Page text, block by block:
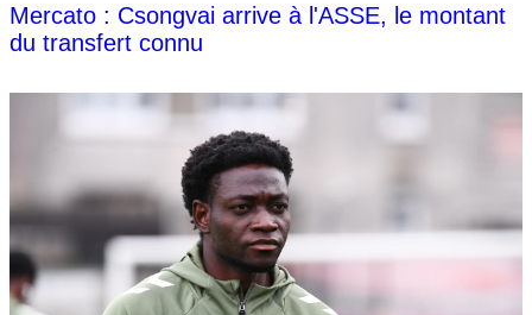
Mercato : Csongvai arrive à l'ASSE, le montant
du transfert connu